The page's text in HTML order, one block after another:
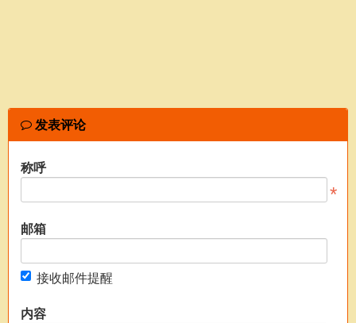
发表评论
称呼
邮箱
接收邮件提醒
内容